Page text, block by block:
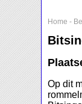
Home -
Op dit